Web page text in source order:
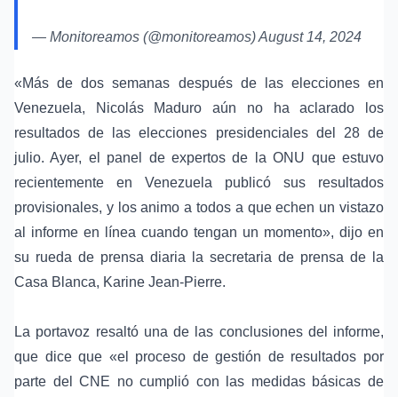
— Monitoreamos (@monitoreamos)August 14, 2024
«Más de dos semanas después de las elecciones en
Venezuela, Nicolás Maduro aún no ha aclarado los
resultados de las elecciones presidenciales del 28 de
julio. Ayer, el panel de expertos de la ONU que estuvo
recientemente en Venezuela publicó sus resultados
provisionales, y los animo a todos a que echen un vistazo
al informe en línea cuando tengan un momento», dijo en
su rueda de prensa diaria la secretaria de prensa de la
Casa Blanca, Karine Jean-Pierre.
La portavoz resaltó una de las conclusiones del informe,
que dice que «el proceso de gestión de resultados por
parte del CNE no cumplió con las medidas básicas de